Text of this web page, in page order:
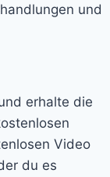
und
erhalte die
Video
du es